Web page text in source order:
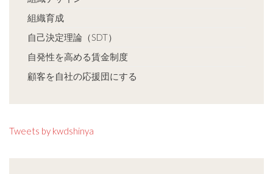
組織育成
自己決定理論（SDT）
自発性を高める賃金制度
顧客を自社の応援団にする
Tweets by kwdshinya